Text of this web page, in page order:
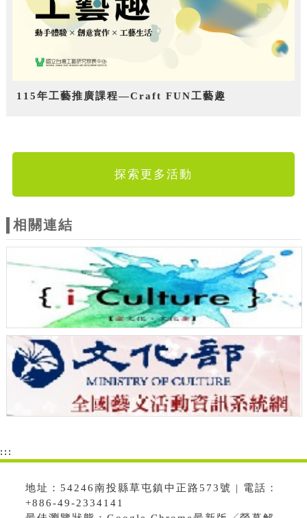
115年工藝推廣課程—Craft FUN工藝趣
探索更多活動
相關連結
:::
地址：54246南投縣草屯鎮中正路573號 | 電話：
+886-49-2334141